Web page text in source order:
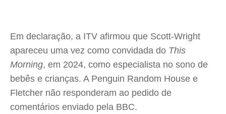
Em declaração, a ITV afirmou que Scott-Wright
apareceu uma vez como convidada do This
Morning, em 2024, como especialista no sono de
bebês e crianças. A Penguin Random House e
Fletcher não responderam ao pedido de
comentários enviado pela BBC.